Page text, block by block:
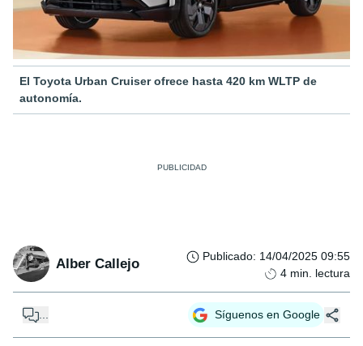
El Toyota Urban Cruiser ofrece hasta 420 km WLTP de
autonomía.
Alber Callejo Publicado: 14/04/2025 09:55
4 min. lectura
... Síguenos en Google